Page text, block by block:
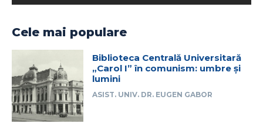
Cele mai populare
Biblioteca Centrală Universitară
„Carol I” în comunism: umbre și
lumini
ASIST. UNIV. DR. EUGEN GABOR